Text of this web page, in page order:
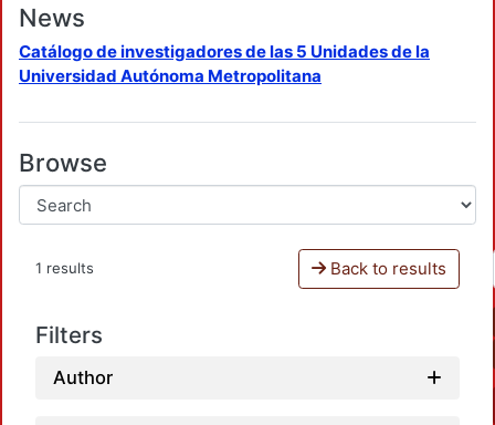
News
Catálogo de investigadores de las 5 Unidades de la
Universidad Autónoma Metropolitana
Browse
1 results Back to results
Filters
Author